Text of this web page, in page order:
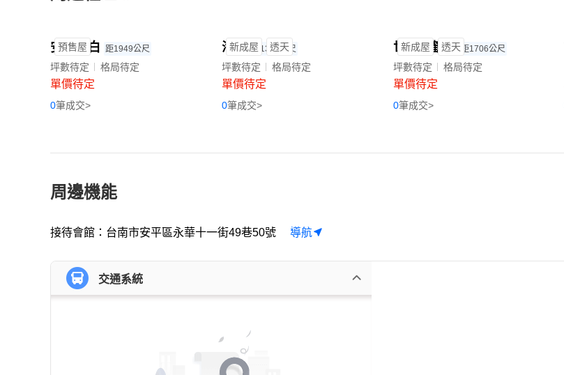
安平理白 距1949公尺
預售屋
坪數待定
格局待定
單價待定
0筆成交>
海雲 距1332公尺
新成屋
透天
坪數待定
格局待定
單價待定
0筆成交>
世御雲鶴雅 距1706公尺
新成屋
透天
坪數待定
格局待定
單價待定
0筆成交>
周邊機能
接待會館：台南市安平區永華十一街49巷50號 導航
交通系統